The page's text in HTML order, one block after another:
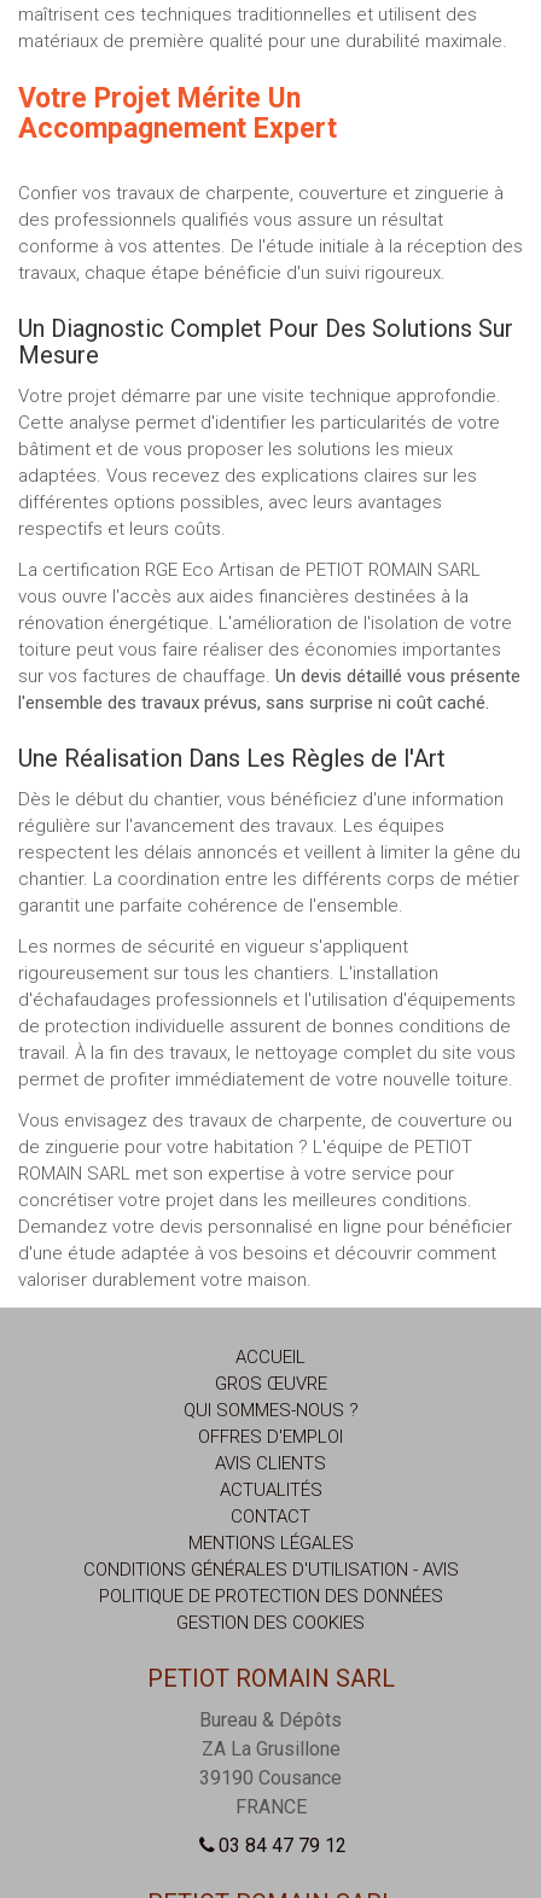
maîtrisent ces techniques traditionnelles et utilisent des
matériaux de première qualité pour une durabilité maximale.
Votre Projet Mérite Un
Accompagnement Expert
Confier vos travaux de charpente, couverture et zinguerie à
des professionnels qualifiés vous assure un résultat
conforme à vos attentes. De l'étude initiale à la réception des
travaux, chaque étape bénéficie d'un suivi rigoureux.
Un Diagnostic Complet Pour Des Solutions Sur
Mesure
Votre projet démarre par une visite technique approfondie.
Cette analyse permet d'identifier les particularités de votre
bâtiment et de vous proposer les solutions les mieux
adaptées. Vous recevez des explications claires sur les
différentes options possibles, avec leurs avantages
respectifs et leurs coûts.
La certification RGE Eco Artisan de PETIOT ROMAIN SARL
vous ouvre l'accès aux aides financières destinées à la
rénovation énergétique. L'amélioration de l'isolation de votre
toiture peut vous faire réaliser des économies importantes
sur vos factures de chauffage. Un devis détaillé vous présente
l'ensemble des travaux prévus, sans surprise ni coût caché.
Une Réalisation Dans Les Règles de l'Art
Dès le début du chantier, vous bénéficiez d'une information
régulière sur l'avancement des travaux. Les équipes
respectent les délais annoncés et veillent à limiter la gêne du
chantier. La coordination entre les différents corps de métier
garantit une parfaite cohérence de l'ensemble.
Les normes de sécurité en vigueur s'appliquent
rigoureusement sur tous les chantiers. L'installation
d'échafaudages professionnels et l'utilisation d'équipements
de protection individuelle assurent de bonnes conditions de
travail. À la fin des travaux, le nettoyage complet du site vous
permet de profiter immédiatement de votre nouvelle toiture.
Vous envisagez des travaux de charpente, de couverture ou
de zinguerie pour votre habitation ? L'équipe de PETIOT
ROMAIN SARL met son expertise à votre service pour
concrétiser votre projet dans les meilleures conditions.
Demandez votre devis personnalisé en ligne pour bénéficier
d'une étude adaptée à vos besoins et découvrir comment
valoriser durablement votre maison.
ACCUEIL
GROS ŒUVRE
QUI SOMMES-NOUS ?
OFFRES D'EMPLOI
AVIS CLIENTS
ACTUALITÉS
CONTACT
MENTIONS LÉGALES
CONDITIONS GÉNÉRALES D'UTILISATION - AVIS
POLITIQUE DE PROTECTION DES DONNÉES
GESTION DES COOKIES
PETIOT ROMAIN SARL
Bureau & Dépôts
ZA La Grusillone
39190 Cousance
FRANCE
03 84 47 79 12